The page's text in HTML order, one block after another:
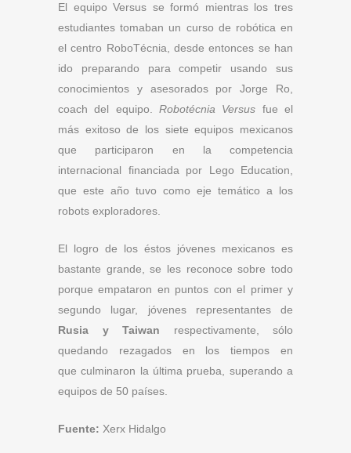
El equipo Versus se formó mientras los tres
estudiantes tomaban un curso de robótica en
el centro RoboTécnia, desde entonces se han
ido preparando para competir usando sus
conocimientos y asesorados por Jorge Ro,
coach del equipo. Robotécnia Versus fue el
más exitoso de los siete equipos mexicanos
que participaron en la competencia
internacional financiada por Lego Education,
que este año tuvo como eje temático a los
robots exploradores.
El logro de los éstos jóvenes mexicanos es
bastante grande, se les reconoce sobre todo
porque empataron en puntos con el primer y
segundo lugar, jóvenes representantes de
Rusia y Taiwan respectivamente, sólo
quedando rezagados en los tiempos en
que culminaron la última prueba, superando a
equipos de 50 países.
Fuente: Xerx Hidalgo